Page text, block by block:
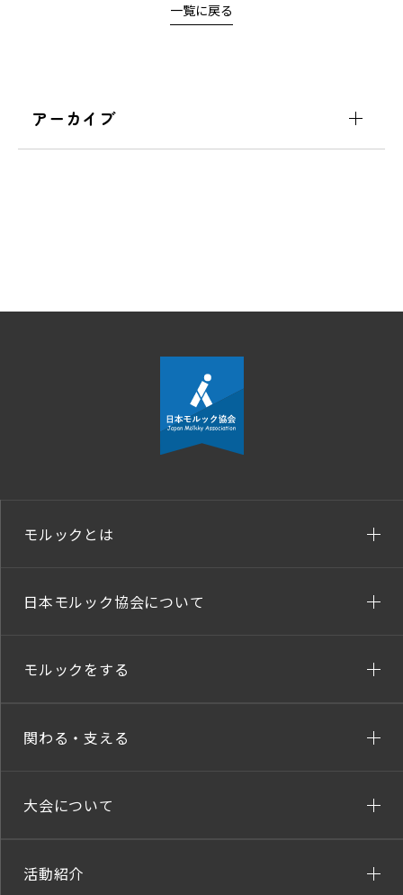
一覧に戻る
アーカイブ
モルックとは
日本モルック協会について
モルックをする
関わる・支える
大会について
活動紹介